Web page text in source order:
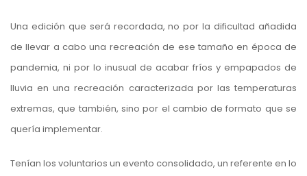
Una edición que será recordada, no por la dificultad añadida
de llevar a cabo una recreación de ese tamaño en época de
pandemia, ni por lo inusual de acabar fríos y empapados de
lluvia en una recreación caracterizada por las temperaturas
extremas, que también, sino por el cambio de formato que se
quería implementar.
Tenían los voluntarios un evento consolidado, un referente en lo